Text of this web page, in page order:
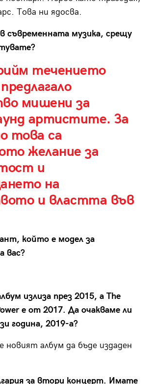
Това ни ядосва.
съвременната музика, срещу
течението
мишени за
артистите. За
това са
желание за
и
на
и властта във
който е модел за
вас?
излиза през 2015, а The
е от 2017. Да очакваме ли
година, 2019-а?
новият албум да бъде издаден
за втори концерт. Имате